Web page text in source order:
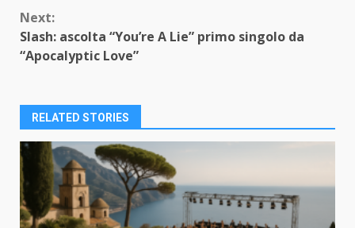
Next:
Slash: ascolta “You’re A Lie” primo singolo da
“Apocalyptic Love”
RELATED STORIES